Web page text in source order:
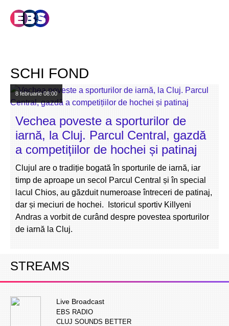
SCHI FOND
8 februarie08:00
Vechea poveste a sporturilor de
iarnă, la Cluj. Parcul Central, gazdă
a competițiilor de hochei și patinaj
Clujul are o tradiție bogată în sporturile de iarnă, iar
timp de aproape un secol Parcul Central și în special
lacul Chios, au găzduit numeroase întreceri de patinaj,
dar și meciuri de hochei. Istoricul sportiv Killyeni
Andras a vorbit de curând despre povestea sporturilor
de iarnă la Cluj.
STREAMS
Live Broadcast
EBS RADIO
CLUJ SOUNDS BETTER